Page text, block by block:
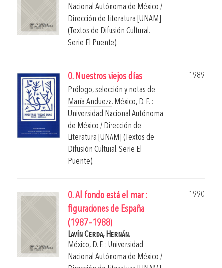
Nacional Autónoma de México /
Dirección de Literatura [UNAM]
(Textos de Difusión Cultural.
Serie El Puente).
0. Nuestros viejos días
1989
Prólogo, selección y notas de
María Andueza. México, D. F. :
Universidad Nacional Autónoma
de México / Dirección de
Literatura [UNAM] (Textos de
Difusión Cultural. Serie El
Puente).
0. Al fondo está el mar :
figuraciones de España
(1987–1988)
1990
Lavín Cerda, Hernán.
México, D. F. : Universidad
Nacional Autónoma de México /